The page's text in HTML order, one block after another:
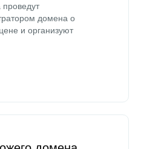
домена о
и организуют